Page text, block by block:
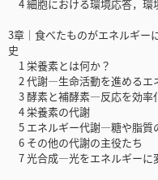
4 細胞における環境応答，環
3章｜食べたものがエネルギ
史
1 栄養素とは何か？
2 代謝―生命活動を進めるエ
3 酵素と補酵素―反応を効率
4 栄養素の代謝
5 エネルギー代謝―糖や脂質
6 その他の代謝の主役たち
7 光合成―光をエネルギーに